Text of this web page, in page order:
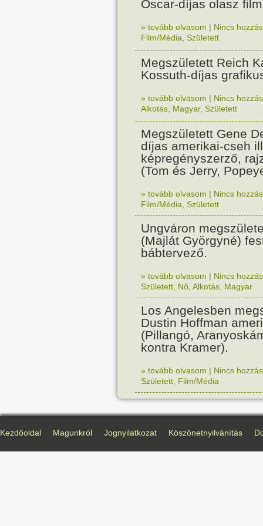
Oscar-díjas olasz
» tovább olvasom | Nincs
Film/Média Született
Megszületett Reich
Kossuth-díjas
» tovább olvasom | Nincs
Alkotás Magyar, Született
Megszületett Gene
díjas amerikai-cseh
képregényszerző,
(Tom és Jerry,
» tovább olvasom | Nincs
Film/Média Született
Ungváron
(Majlát Györgyné)
bábtervező.
» tovább olvasom | Nincs
Született Nő Alkotás Magyar
Los Angelesben
Dustin Hoffman
(Pillangó,
kontra Kramer).
» tovább olvasom | Nincs
Született Film/Média
Kezdőoldal Magunkról Jognyilatkozat Köszönetnyilvánítás